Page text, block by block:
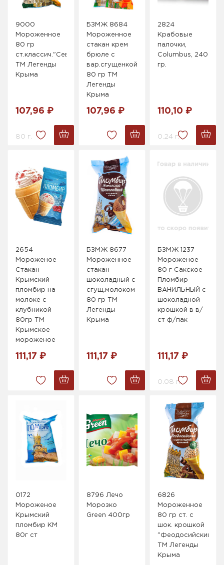
9000
Мороженное
80 гр
ст.классич."Севастопольский
ТМ Легенды
Крыма
107,96 ₽
80 г.
БЗМЖ 8684
Мороженное
стакан крем
брюле с
вар.сгущенкой
80 гр ТМ
Легенды
Крыма
107,96 ₽
2824
Крабовые
палочки,
Columbus, 240
гр.
110,10 ₽
0.24 г.
2654
Мороженое
Стакан
Крымский
пломбир на
молоке с
клубникой
80гр ТМ
Крымское
мороженое
111,17 ₽
БЗМЖ 8677
Мороженное
стакан
шоколадный с
сгущ.молоком
80 гр ТМ
Легенды
Крыма
111,17 ₽
БЗМЖ 1237
Мороженое
80 г Сакское
Пломбир
ВАНИЛЬНЫЙ с
шоколадной
крошкой в в/
ст ф/пак
111,17 ₽
0.08 г.
0172
Мороженое
Крымский
пломбир КМ
80г ст
8796 Лечо
Морозко
Green 400гр
6826
Мороженное
80 гр ст. с
шок. крошкой
"Феодосийский"
ТМ Легенды
Крыма